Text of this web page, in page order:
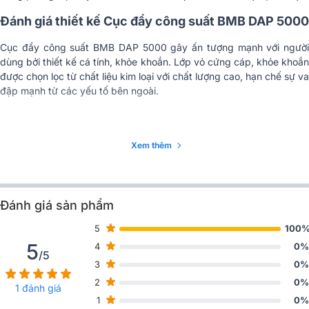
Tách kênh (20Hz –
1000Hz 8 Ω)
Trở kháng đầu vào 10KΩ (cân bằng)
Đầu nối đầu vào âm
Neutrik SpeakON NL4MP (1+/1-)
Công tắc mặt đất
220V-240V (50/60Hz)
Công suất tiêu thụ (1/8
đầu ra Tiếng ồn hồng
8Ω)
Đánh giá thiết kế Cục đẩy công suất BMB DAP 5000
Cục đẩy công suất BMB DAP 5000 gây ấn tượng mạnh với người
dùng bởi thiết kế cá tính, khỏe khoắn. Lớp vỏ cứng cáp, khỏe khoắn
được chọn lọc từ chất liệu kim loại với chất lượng cao, hạn chế sự va
đập mạnh từ các yếu tố bên ngoài.
Kích thước các chiều rộng, cao, sâu lần lượt là 440 x 485 x 370 mm
Xem thêm
Đánh giá sản phẩm
5/5
1 đánh giá
5
4
0%
3
0%
2
0%
1
0%